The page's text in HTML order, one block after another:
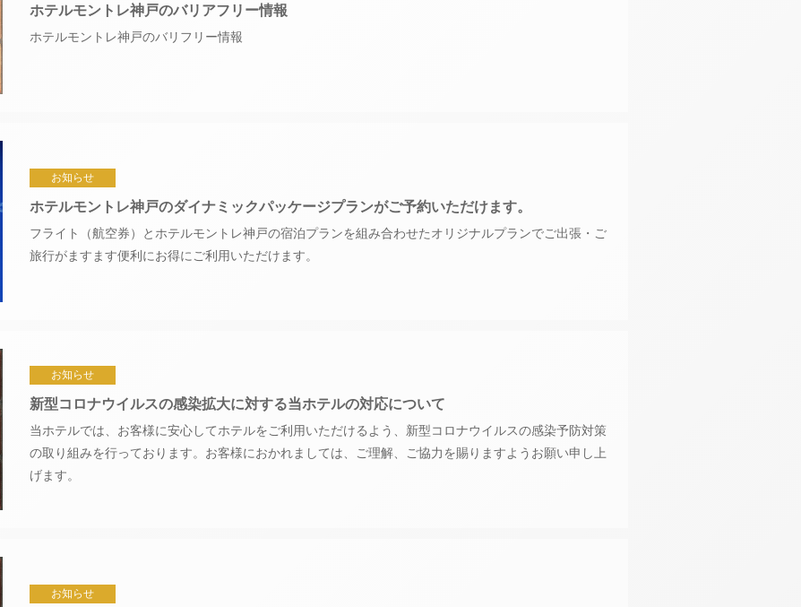
ホテルモントレ神戸のバリアフリー情報
ホテルモントレ神戸のバリフリー情報
お知らせ
ホテルモントレ神戸のダイナミックパッケージプランがご予約いただけます。
フライト（航空券）とホテルモントレ神戸の宿泊プランを組み合わせたオリジナルプランでご出張・ご
旅行がますます便利にお得にご利用いただけます。
お知らせ
新型コロナウイルスの感染拡大に対する当ホテルの対応について
当ホテルでは、お客様に安心してホテルをご利用いただけるよう、新型コロナウイルスの感染予防対策
の取り組みを行っております。お客様におかれましては、ご理解、ご協力を賜りますようお願い申し上
げます。
お知らせ